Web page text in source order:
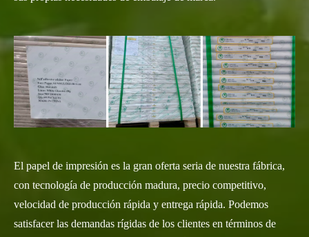
El papel de impresión es la gran oferta seria de nuestra fábrica,
con tecnología de producción madura, precio competitivo,
velocidad de producción rápida y entrega rápida. Podemos
satisfacer las demandas rígidas de los clientes en términos de